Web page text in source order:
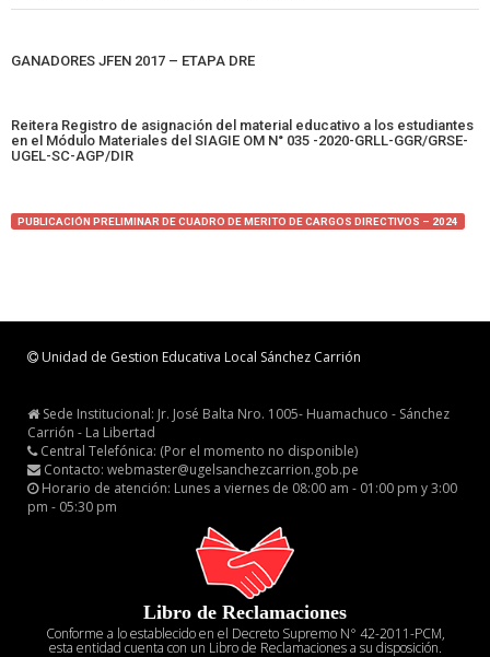
GANADORES JFEN 2017 – ETAPA DRE
Reitera Registro de asignación del material educativo a los estudiantes
en el Módulo Materiales del SIAGIE OM N° 035 -2020-GRLL-GGR/GRSE-
UGEL-SC-AGP/DIR
PUBLICACIÓN PRELIMINAR DE CUADRO DE MERITO DE CARGOS DIRECTIVOS – 2024
Unidad de Gestion Educativa Local Sánchez Carrión
Sede Institucional: Jr. José Balta Nro. 1005- Huamachuco - Sánchez
Carrión - La Libertad
Central Telefónica: (Por el momento no disponible)
Contacto: webmaster@ugelsanchezcarrion.gob.pe
Horario de atención: Lunes a viernes de 08:00 am - 01:00 pm y 3:00
pm - 05:30 pm
Libro de Reclamaciones
Conforme a lo establecido en el Decreto Supremo N° 42-2011-PCM,
esta entidad cuenta con un Libro de Reclamaciones a su disposición.